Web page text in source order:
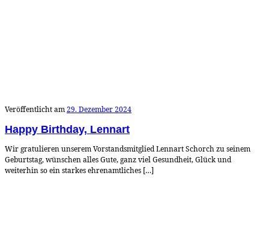
Veröffentlicht am29. Dezember 2024
Happy Birthday, Lennart
Wir gratulieren unserem Vorstandsmitglied Lennart Schorch zu seinem
Geburtstag, wünschen alles Gute, ganz viel Gesundheit, Glück und
weiterhin so ein starkes ehrenamtliches […]